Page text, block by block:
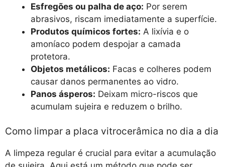
Esfregões ou palha de aço: Por serem
abrasivos, riscam imediatamente a superfície.
Produtos químicos fortes: A lixívia e o
amoníaco podem despojar a camada
protetora.
Objetos metálicos: Facas e colheres podem
causar danos permanentes ao vidro.
Panos ásperos: Deixam micro-riscos que
acumulam sujeira e reduzem o brilho.
Como limpar a placa vitrocerâmica no dia a dia
A limpeza regular é crucial para evitar a acumulação